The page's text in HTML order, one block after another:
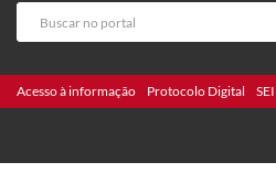
Acesso à informação Protocolo Digital SEI